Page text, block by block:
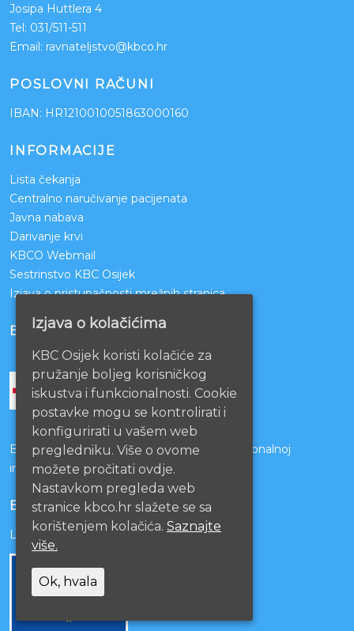
Josipa Huttlera 4
Tel: 031/511-511
Email: ravnateljstvo@kbco.hr
POSLOVNI RAČUNI
IBAN: HR1210010051863000160
INFORMACIJE
Lista čekanja
Centralno naručivanje pacijenata
Javna nabava
Darivanje krvi
KBCO Webmail
Sestrinstvo KBC Osijek
Izjava o pristupačnosti mrežnih stranica
BOLNICE PARTNERI
Bolnice s kojima je potpisan ugovor o funkcionalnoj
integraciji
EU PROJEKTI
Lista projekata
Izjava o kolačićima
KBC Osijek koristi kolačiće za
pružanje boljeg korisničkog
iskustva i funkcionalnosti. Cookie
postavke mogu se kontrolirati i
konfigurirati u vašem web
pregledniku. Više o ovome
možete pročitati ovdje.
Nastavkom pregleda web
stranice kbco.hr slažete se sa
korištenjem kolačića. Saznajte
više.
Ok, hvala